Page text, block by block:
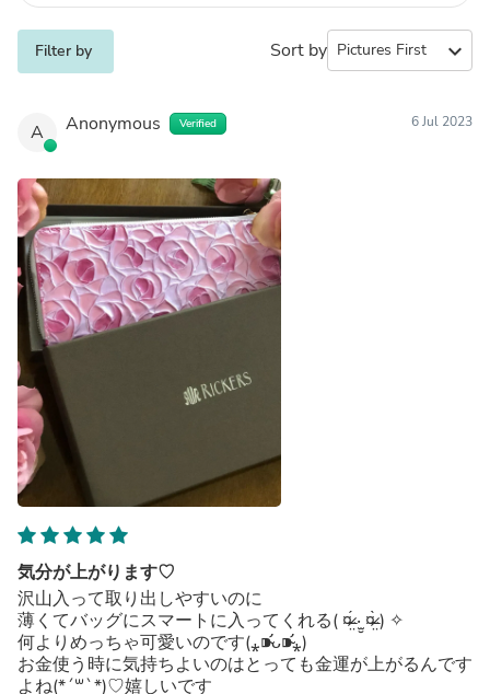
Filter by Sort by expand_more
A Anonymous Verified 6 Jul 2023
気分が上がります♡
沢山入って取り出しやすいのに
薄くてバッグにスマートに入ってくれる( ¤̴̶̷̤́ ‧̫̮ ¤̴̶̷̤̀ ) ✧
何よりめっちゃ可愛いのです(⁎⁍̴̛ᴗ⁍̴̛⁎)
お金使う時に気持ちよいのはとっても金運が上がるんです
よね(*´꒳`*)♡嬉しいです